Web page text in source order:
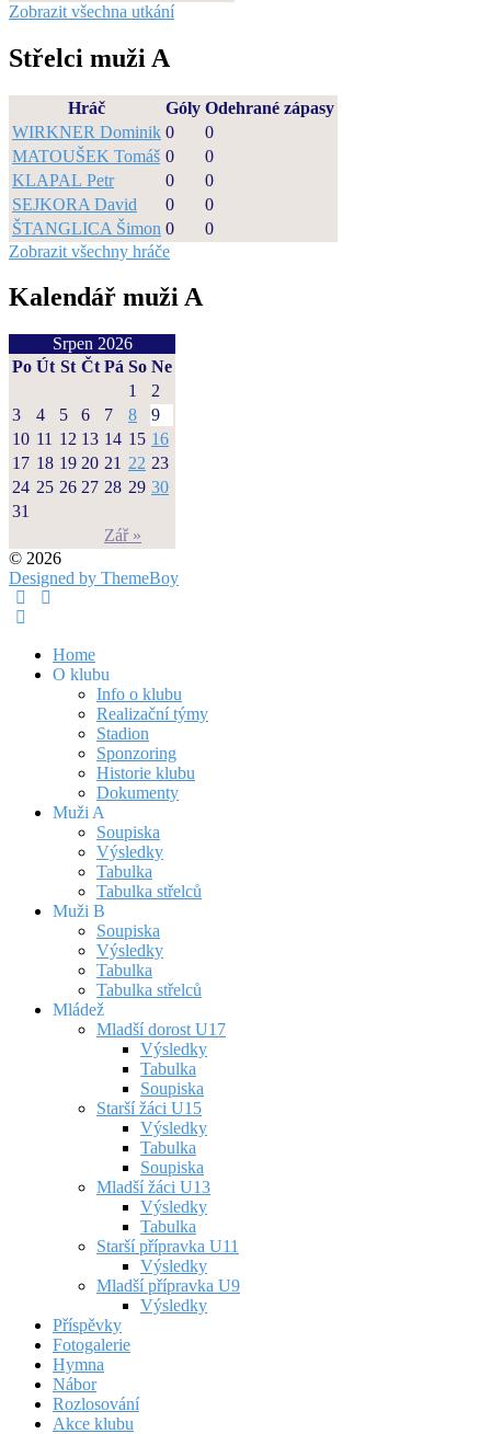
Zobrazit všechna utkání
Střelci muži A
Hráč Góly Odehrané zápasy
WIRKNER Dominik 0
0
MATOUŠEK Tomáš 0
0
KLAPAL Petr
0
0
SEJKORA David
0
0
ŠTANGLICA Šimon 0
0
Zobrazit všechny hráče
Kalendář muži A
Srpen 2026
Po Út St Čt Pá So Ne
Zář »
1
2
3
4 5 6 7 8
9
10 11 12 13 14 15 16
17 18 19 20 21 22 23
24 25 26 27 28 29 30
31
© 2026
Designed by ThemeBoy
Home
O klubu
Info o klubu
Realizační týmy
Stadion
Sponzoring
Historie klubu
Dokumenty
Muži A
Soupiska
Výsledky
Tabulka
Tabulka střelců
Muži B
Soupiska
Výsledky
Tabulka
Tabulka střelců
Mládež
Mladší dorost U17
Výsledky
Tabulka
Soupiska
Starší žáci U15
Výsledky
Tabulka
Soupiska
Mladší žáci U13
Výsledky
Tabulka
Starší přípravka U11
Výsledky
Mladší přípravka U9
Výsledky
Příspěvky
Fotogalerie
Hymna
Nábor
Rozlosování
Akce klubu